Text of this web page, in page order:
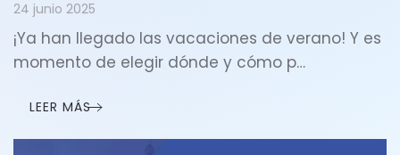
24 junio 2025
¡Ya han llegado las vacaciones de verano! Y es
momento de elegir dónde y cómo p…
LEER MÁS